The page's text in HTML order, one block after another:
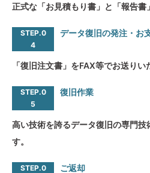
正式な「お見積もり書」と「報告書
STEP.0
4
データ復旧の発注・お
「復旧注文書」をFAX等でお送りい
STEP.0
5
復旧作業
高い技術を誇るデータ復旧の専門技
す。
STEP.0 ご返却